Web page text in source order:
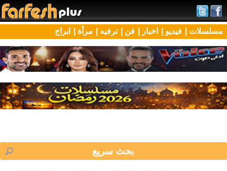
مسلسلات | فيديو | اخبار | فن | ترفيه | مرأة | ابراج